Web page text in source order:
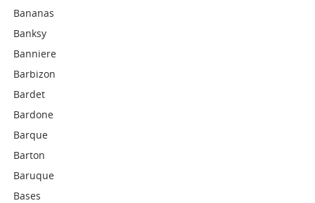
Bananas
Banksy
Banniere
Barbizon
Bardet
Bardone
Barque
Barton
Baruque
Bases